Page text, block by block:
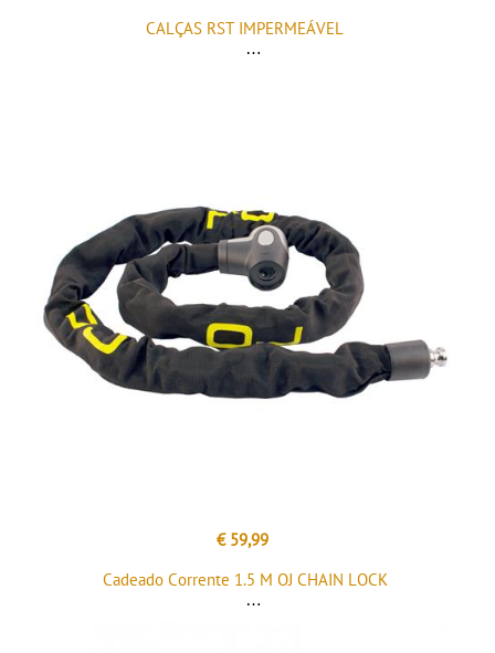
CALÇAS RST IMPERMEÁVEL
€ 59,99
Cadeado Corrente 1.5 M OJ CHAIN LOCK